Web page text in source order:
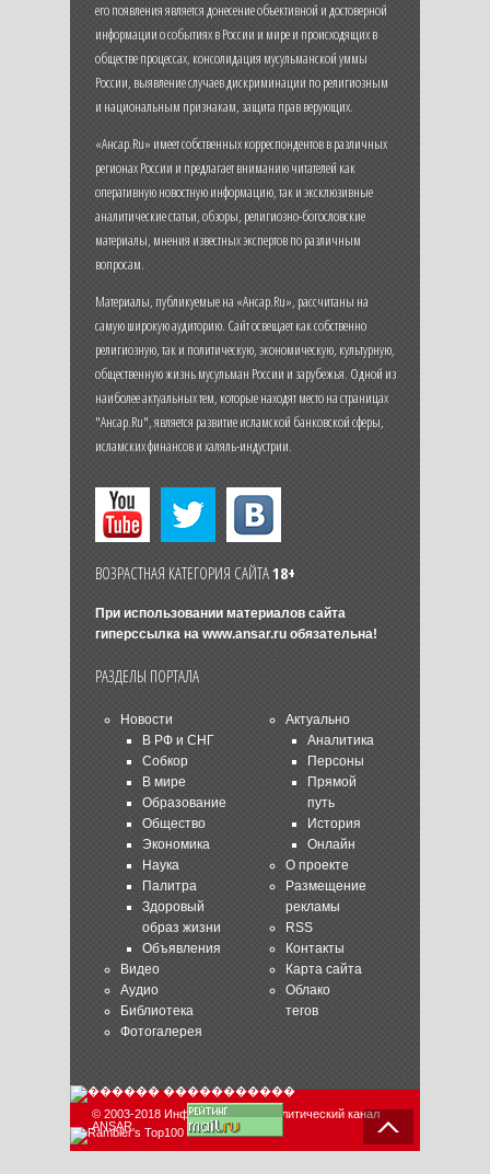
его появления является донесение объективной и достоверной
информации о событиях в России и мире и происходящих в
обществе процессах, консолидация мусульманской уммы
России, выявление случаев дискриминации по религиозным
и национальным признакам, защита прав верующих.
«Ансар.Ru» имеет собственных корреспондентов в различных
регионах России и предлагает вниманию читателей как
оперативную новостную информацию, так и эксклюзивные
аналитические статьи, обзоры, религиозно-богословские
материалы, мнения известных экспертов по различным
вопросам.
Материалы, публикуемые на «Ансар.Ru», рассчитаны на
самую широкую аудиторию. Сайт освещает как собственно
религиозную, так и политическую, экономическую, культурную,
общественную жизнь мусульман России и зарубежья. Одной из
наиболее актуальных тем, которые находят место на страницах
"Ансар.Ru", является развитие исламской банковской сферы,
исламских финансов и халяль-индустрии.
ВОЗРАСТНАЯ КАТЕГОРИЯ САЙТА18+
При использовании материалов сайта
гиперссылка на www.ansar.ruобязательна!
РАЗДЕЛЫ ПОРТАЛА
Новости
В РФ и СНГ
Собкор
В мире
Образование
Общество
Экономика
Наука
Палитра
Здоровый
образ жизни
Объявления
Видео
Аудио
Библиотека
Фотогалерея
Актуально
Аналитика
Персоны
Прямой
путь
История
Онлайн
О проекте
Размещение
рекламы
RSS
Контакты
Карта сайта
Облако
тегов
© 2003-2018 Информационно-аналитический канал
ANSAR